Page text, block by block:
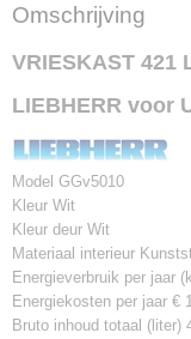
Productcode
Omschrijving
VRIESKAST 421
LIEBHERR voor
Model GGv5010
Kleur Wit
Kleur deur Wit
Materiaal interieur
Energieverbruik per jaar
Energiekosten per jaar €
Bruto inhoud totaal (liter)